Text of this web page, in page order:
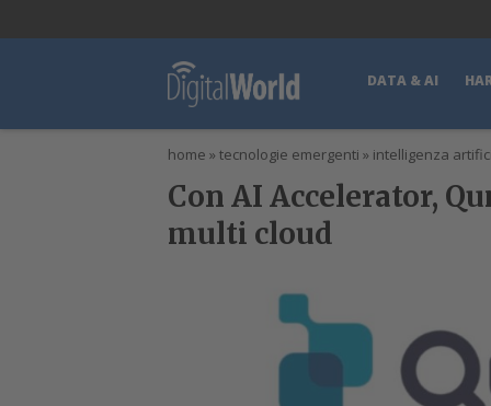
DATA & AI
home » tecnologie emergenti » intelligenza
Con AI Accelerator,
multi cloud